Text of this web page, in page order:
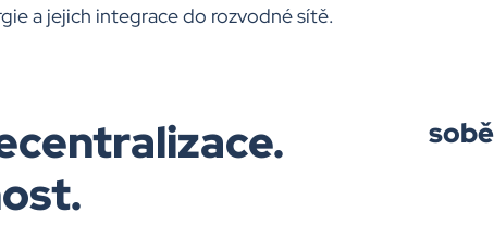
a jejich integrace do rozvodné sítě.